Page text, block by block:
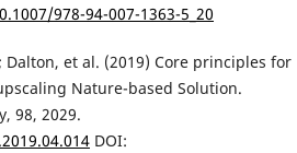
978-94-007-1363-5_20
Dalton, et al. (2019) Core principles for
Nature-based Solution.
98, 2029.
DOI: